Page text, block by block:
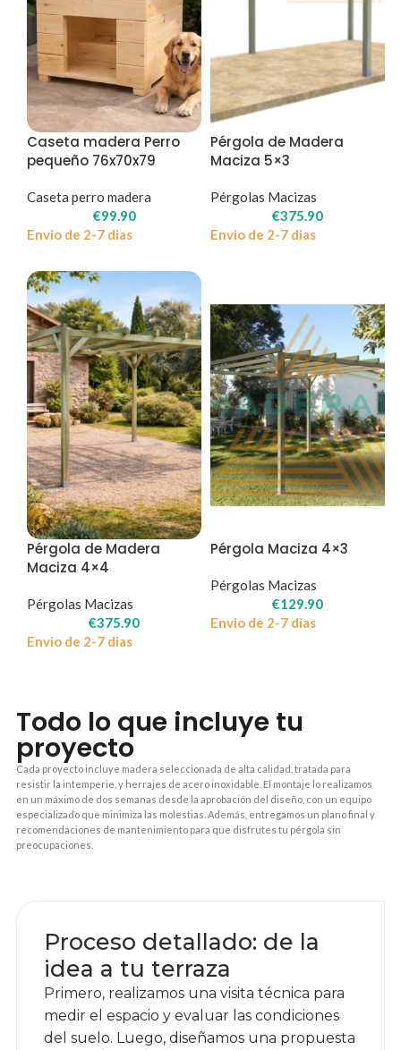
Caseta madera Perro
pequeño 76x70x79
Caseta perro madera
€99.90
Envio de 2-7 dias
Pérgola de Madera
Maciza 5×3
Pérgolas Macizas
€375.90
Envio de 2-7 dias
Pérgola de Madera
Maciza 4×4
Pérgolas Macizas
€375.90
Envio de 2-7 dias
Pérgola Maciza 4×3
Pérgolas Macizas
€129.90
Envio de 2-7 dias
Todo lo que incluye tu
proyecto
Cada proyecto incluye madera seleccionada de alta calidad, tratada para
resistir la intemperie, y herrajes de acero inoxidable. El montaje lo realizamos
en un máximo de dos semanas desde la aprobación del diseño, con un equipo
especializado que minimiza las molestias. Además, entregamos un plano final y
recomendaciones de mantenimiento para que disfrutes tu pérgola sin
preocupaciones.
Proceso detallado: de la
idea a tu terraza
Primero, realizamos una visita técnica para
medir el espacio y evaluar las condiciones
del suelo. Luego, diseñamos una propuesta